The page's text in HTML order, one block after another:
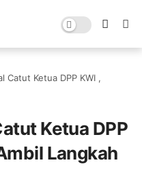
Catut Ketua DPP KWI ,
Ketua DPP
Langkah